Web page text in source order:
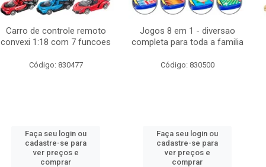
Carro de controle remoto
convexi 1:18 com 7 funcoes
Código: 830477
Faça seu login ou
cadastre-se para
ver preços e
comprar
Jogos 8 em 1 - diversao
completa para toda a familia
Código: 830500
Faça seu login ou
cadastre-se para
ver preços e
comprar